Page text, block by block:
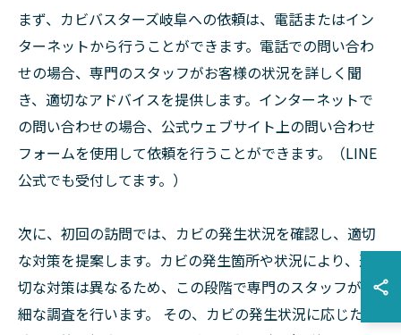
まず、カビバスターズ岐阜への依頼は、電話またはイン
ターネットから行うことができます。電話での問い合わ
せの場合、専門のスタッフがお客様の状況を詳しく聞
き、適切なアドバイスを提供します。インターネットで
の問い合わせの場合、公式ウェブサイト上の問い合わせ
フォームを使用して依頼を行うことができます。（LINE
公式でも受付してます。）
次に、初回の訪問では、カビの発生状況を確認し、適切
な対策を提案します。カビの発生箇所や状況により、適
切な対策は異なるため、この段階で専門のスタッフが詳
細な調査を行います。 その、カビの発生状況に応じた最